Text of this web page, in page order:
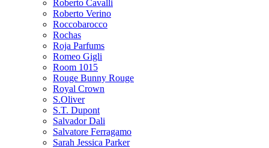
Roberto Cavalli
Roberto Verino
Roccobarocco
Rochas
Roja Parfums
Romeo Gigli
Room 1015
Rouge Bunny Rouge
Royal Crown
S.Oliver
S.T. Dupont
Salvador Dali
Salvatore Ferragamo
Sarah Jessica Parker